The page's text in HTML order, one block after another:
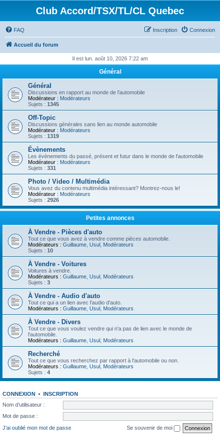
Club Accord/TSX/TL/CL Quebec
FAQ Connexion
Inscription
Accueil du forum
Il est lun. août 10, 2026 7:22 am
Général
Général
Discussions en rapport au monde de l'automobile
Modérateur : Modérateurs
Sujets : 1345
Off-Topic
Discussions générales sans lien au monde automobile
Modérateur : Modérateurs
Sujets : 1319
Évènements
Les évènements du passé, présent et futur dans le monde de l'automobile
Modérateur : Modérateurs
Sujets : 331
Photo / Video / Multimédia
Vous avez du contenu multimédia intéressant? Montrez-nous le!
Modérateur : Modérateurs
Sujets : 2926
Petites annonces
À Vendre - Pièces d'auto
Tout ce que vous avez à vendre comme pièces automobile.
Modérateurs : Guillaume Usul Modérateurs
Sujets : 10
À Vendre - Voitures
Voitures à vendre.
Modérateurs : Guillaume Usul Modérateurs
Sujets : 3
À Vendre - Audio d'auto
Tout ce qui a un lien avec l'audio d'auto.
Modérateurs : Guillaume Usul Modérateurs
À Vendre - Divers
Tout ce que vous voulez vendre qui n'a pas de lien avec le monde de
l'automobile.
Modérateurs : Guillaume Usul Modérateurs
Recherché
Tout ce que vous recherchez par rapport à l'automobile ou non.
Modérateurs : Guillaume Usul Modérateurs
Sujets : 4
CONNEXION • INSCRIPTION
Nom d’utilisateur :
Mot de passe :
J’ai oublié mon mot de passe
Se souvenir de moi